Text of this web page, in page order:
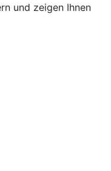
und zeigen Ihnen